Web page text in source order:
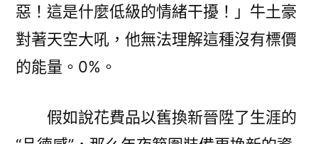
惡！這是什麼低級的情緒干擾！」牛土豪
對著天空大吼，他無法理解這種沒有標價
的能量。0%。
假如說花費品以舊換新晉陞了生涯的